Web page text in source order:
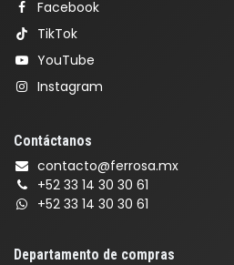
Facebook
TikTok
YouTube
Instagram
Contáctanos
contacto@ferrosa.mx
+52 33 14 30 30 61
+52 33 14 30 30 61
Departamento de compras